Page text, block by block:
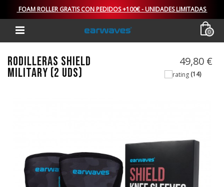
FOAM ROLLER GRATIS CON PEDIDOS +100€ - UNIDADES LIMITADAS
0
RODILLERAS SHIELD
MILITARY (2 UDS)
49,80 €
(14)